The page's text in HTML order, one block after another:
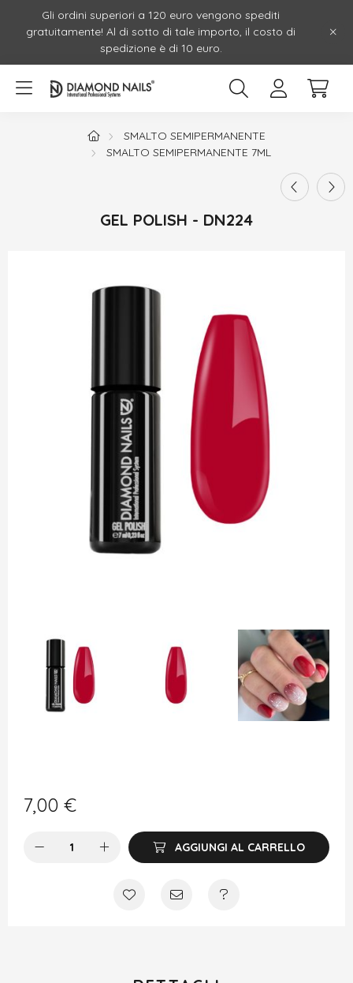
Gli ordini superiori a 120 euro vengono spediti
gratuitamente! Al di sotto di tale importo, il costo di
spedizione è di 10 euro.
SMALTO SEMIPERMANENTE
SMALTO SEMIPERMANENTE 7ML
GEL POLISH - DN224
7,00 €
AGGIUNGI AL CARRELLO